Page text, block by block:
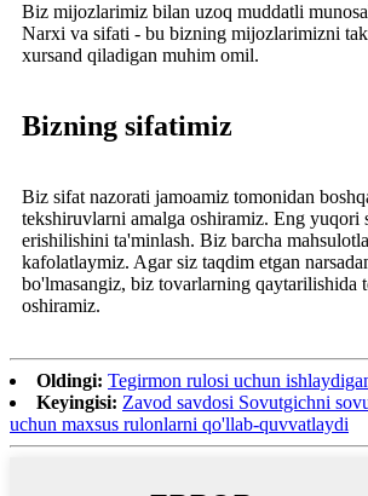
Biz mijozlarimiz bilan uzoq muddatli
Narxi va sifati - bu bizning mijozlarimizni
xursand qiladigan muhim omil.
Bizning sifatimiz
Biz sifat nazorati jamoamiz tomonidan
tekshiruvlarni amalga oshiramiz. Eng yuqori
erishilishini ta'minlash. Biz barcha
kafolatlaymiz. Agar siz taqdim etgan
bo'lmasangiz, biz tovarlarning qaytarilishida
oshiramiz.
Oldingi: Tegirmon rulosi uchun
Keyingisi: Zavod savdosi Sovutgichni
uchun maxsus rulonlarni qo'llab-quvvatlaydi